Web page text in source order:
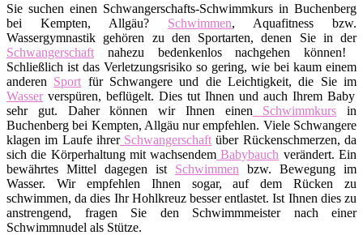
Sie suchen einen Schwangerschafts-Schwimmkurs in Buchenberg
bei Kempten, Allgäu? Schwimmen, Aquafitness bzw.
Wassergymnastik gehören zu den Sportarten, denen Sie in der
Schwangerschaft nahezu bedenkenlos nachgehen können!
Schließlich ist das Verletzungsrisiko so gering, wie bei kaum einem
anderen Sport für Schwangere und die Leichtigkeit, die Sie im
Wasserverspüren, beflügelt. Dies tut Ihnen und auch Ihrem Baby
sehr gut. Daher können wir Ihnen einen Schwimmkurs in
Buchenberg bei Kempten, Allgäu nur empfehlen. Viele Schwangere
klagen im Laufe ihrerSchwangerschaft über Rückenschmerzen, da
sich die Körperhaltung mit wachsendem Babybauch verändert. Ein
bewährtes Mittel dagegen ist Schwimmen bzw. Bewegung im
Wasser. Wir empfehlen Ihnen sogar, auf dem Rücken zu
schwimmen, da dies Ihr Hohlkreuz besser entlastet. Ist Ihnen dies zu
anstrengend, fragen Sie den Schwimmmeister nach einer
Schwimmnudel als Stütze.